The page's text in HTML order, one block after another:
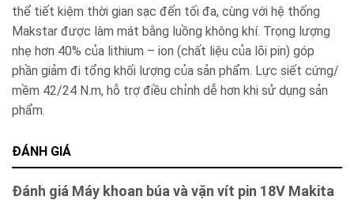
thể tiết kiệm thời gian sạc đến tối đa, cùng với hệ thống
Makstar được làm mát bằng luồng không khí. Trọng lượng
nhẹ hơn 40% của lithium – ion (chất liệu của lõi pin) góp
phần giảm đi tổng khối lượng của sản phẩm. Lực siết cứng/
mềm 42/24 N.m, hỗ trợ điều chỉnh dễ hơn khi sử dụng sản
phẩm.
ĐÁNH GIÁ
Đánh giá Máy khoan búa và vặn vít pin 18V Makita